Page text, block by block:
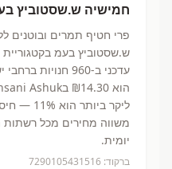
חמישיה ש.שסטוביץ
פרי חטיף תמרים ובוטנים
ש.שסטוביץ בעמ
עדכני ב-960 חנויות ברחבי
הוא ₪14.30
בMahsani Ashuk.
ליקר ביותר הוא 11% — חיסכון של עד ₪1.60.
משווה מחירים מכל
יומית.
ברקוד: 7290105431516